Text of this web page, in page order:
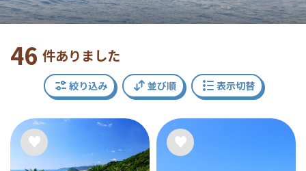
46 件ありました
絞り込み 並び順 表示切替